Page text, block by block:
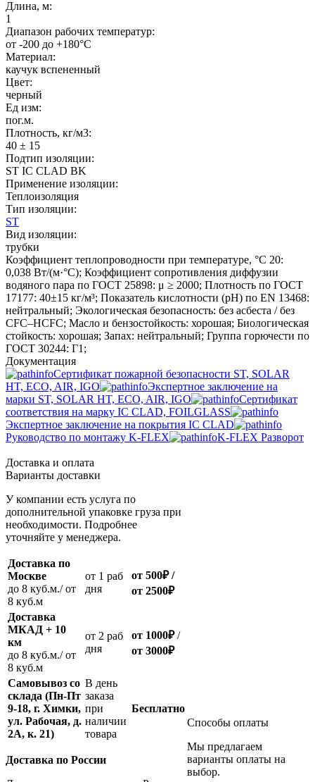
Длина, м:
1
Диапазон рабочих температур:
от -200 до +180°C
Материал:
каучук вспененный
Цвет:
черный
Ед изм:
пог.м.
Плотность, кг/м3:
40 ± 15
Подтип изоляции:
ST IC CLAD BK
Применение изоляции:
Теплоизоляция
Тип изоляции:
ST
Вид изоляции:
трубки
Коэффициент теплопроводности при температуре, °C 20:
0,038 Вт/(м·°C); Коэффициент сопротивления диффузии
водяного пара по ГОСТ 25898: μ ≥ 2000; Плотность по ГОСТ
17177: 40±15 кг/м³; Показатель кислотности (pH) по EN 13468:
нейтральный; Экологическая безопасность: без асбеста / без
CFC–HCFC; Масло и бензостойкость: хорошая; Биологическая
стойкость: хорошая; Запах: нейтральный; Группа горючести по
ГОСТ 30244: Г1;
Документация
Сертификат пожарной безопасности ST, SOLAR
HT, ECO, AIR, IGO
Экспертное заключение на
марки ST, SOLAR HT, ECO, AIR, IGO
Сертификат
соответствия на марку IC CLAD, FOILGLASS
Экспертное заключение на покрытия IC CLAD
Руководство по монтажу K-FLEX
K-FLEX Разворот
Доставка и оплата
Варианты доставки
У компании есть услуга по
дополнительной упаковке груза при
необходимости. Подробнее
уточняйте у менеджера.
Доставка по
Москве
до 8 куб.м./ от
8 куб.м
oт 1 раб
дня
от 500₽/
от 2500₽
Доставка
МКАД + 10
км
до 8 куб.м./ от
8 куб.м
oт 2 раб
дня
от 1000₽/
от 3000₽
Самовывоз со
склада (Пн-Пт
9-18, г. Химки,
ул. Рабочая, д.
2А, к. 21)
В день
заказа
при
наличии
товара
Бесплатно
Доставка по России
Способы оплаты
Мы предлагаем
варианты оплаты на
выбор.